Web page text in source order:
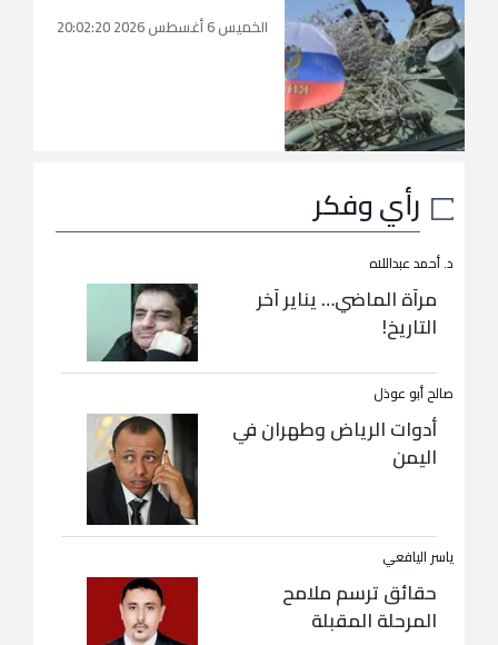
الخميس 6 أغسطس 2026 20:02:20
رأي وفكر
د. أحمد عبداللاه
مرآة الماضي… يناير آخر
التاريخ!
صالح أبو عوذل
أدوات الرياض وطهران في
اليمن
ياسر اليافعي
حقائق ترسم ملامح
المرحلة المقبلة